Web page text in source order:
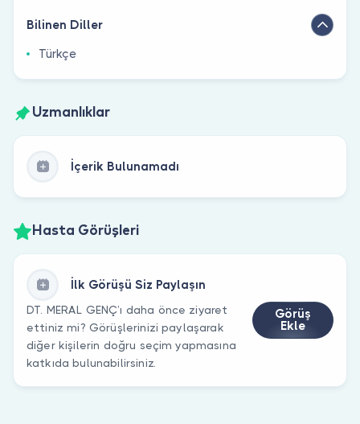
Bilinen Diller
Türkçe
Uzmanlıklar
İçerik Bulunamadı
Hasta Görüşleri
İlk Görüşü Siz Paylaşın
DT. MERAL GENÇ’ı daha önce ziyaret
ettiniz mi? Görüşlerinizi paylaşarak
diğer kişilerin doğru seçim yapmasına
katkıda bulunabilirsiniz.
Görüş
Ekle